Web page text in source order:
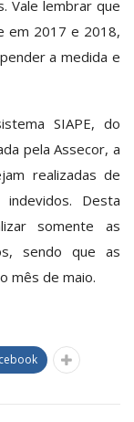
Vale lembrar que
em 2017 e 2018,
a medida e
SIAPE, do
pela Assecor, a
realizadas de
Desta
somente as
sendo que as
mês de maio.